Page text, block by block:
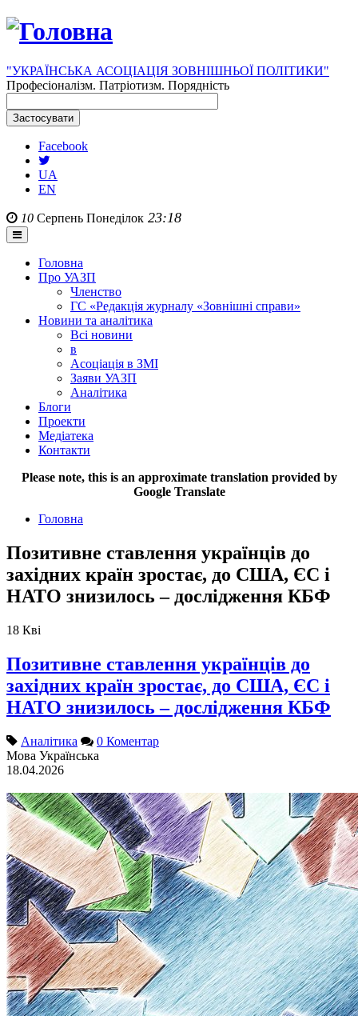
"УКРАЇНСЬКА АСОЦІАЦІЯ ЗОВНІШНЬОЇ ПОЛІТИКИ"
Професіоналізм. Патріотизм. Порядність
Facebook
UA
EN
10 Серпень Понеділок 23:18
Головна
Про УАЗП
Членство
ГС «Редакція журналу «Зовнішні справи»
Новини та аналітика
Всі новини
в
Асоціація в ЗМІ
Заяви УАЗП
Аналітика
Блоги
Проекти
Медіатека
Контакти
Please note, this is an approximate translation provided by
Google Translate
Головна
Позитивне ставлення українців до
західних країн зростає, до США, ЄС і
НАТО знизилось – дослідження КБФ
18 Кві
Позитивне ставлення українців до
західних країн зростає, до США, ЄС і
НАТО знизилось – дослідження КБФ
Аналітика
0 Коментар
Мова Українська
18.04.2026